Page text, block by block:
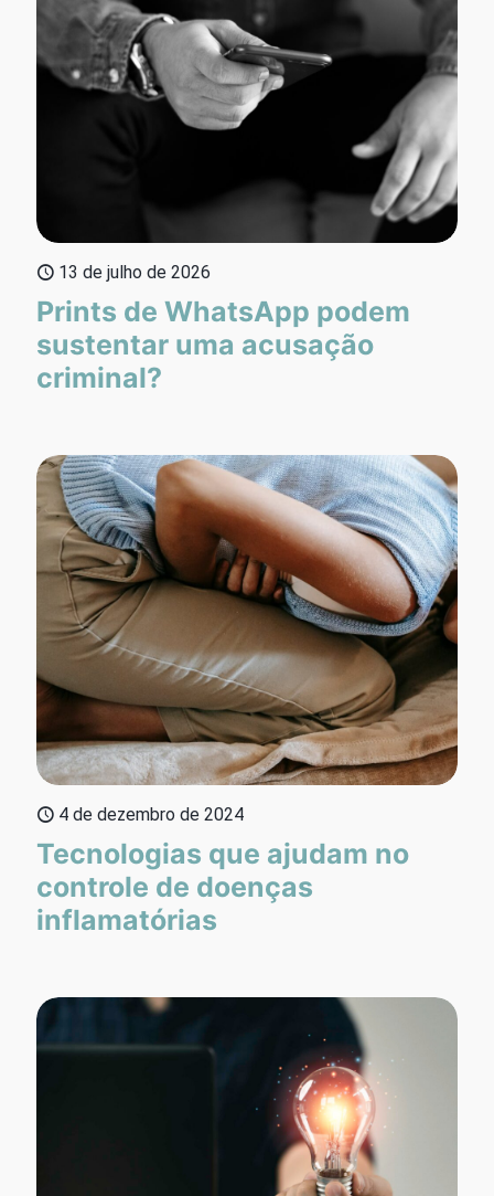
13 de julho de 2026
Prints de WhatsApp podem
sustentar uma acusação
criminal?
4 de dezembro de 2024
Tecnologias que ajudam no
controle de doenças
inflamatórias